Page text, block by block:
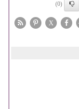
(0)
X